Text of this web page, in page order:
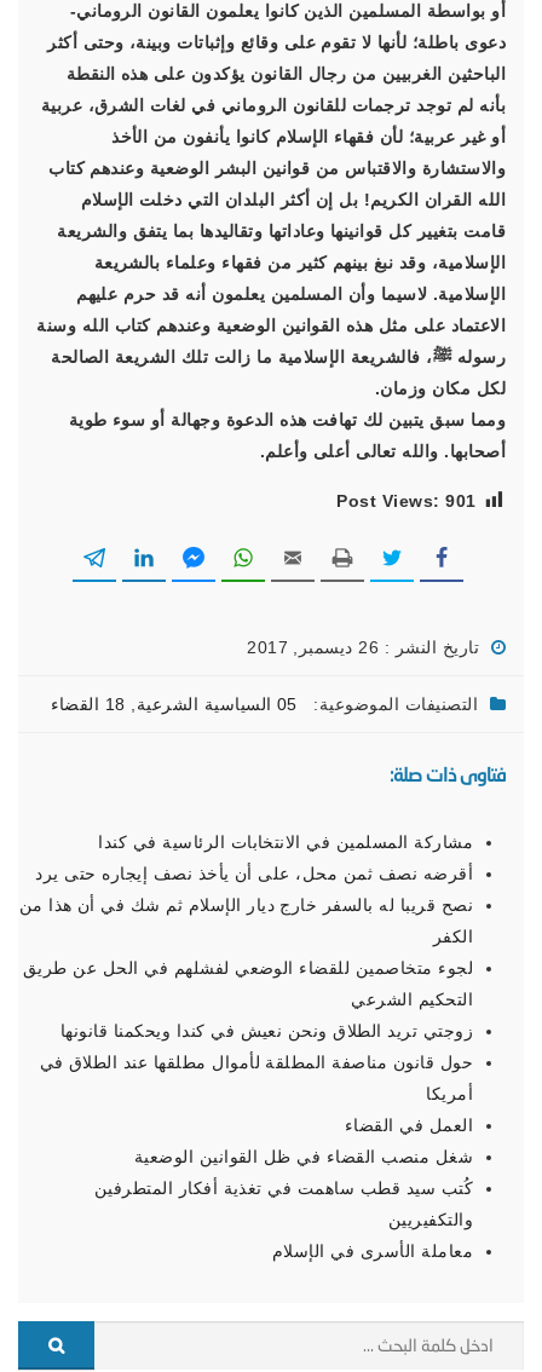
أو بواسطة المسلمين الذين كانوا يعلمون القانون الروماني-
دعوى باطلة؛ لأنها لا تقوم على وقائع وإثباتات وبينة، وحتى أكثر
الباحثين الغربيين من رجال القانون يؤكدون على هذه النقطة
بأنه لم توجد ترجمات للقانون الروماني في لغات الشرق، عربية
أو غير عربية؛ لأن فقهاء الإسلام كانوا يأنفون من الأخذ
والاستشارة والاقتباس من قوانين البشر الوضعية وعندهم كتاب
الله القران الكريم! بل إن أكثر البلدان التي دخلت الإسلام
قامت بتغيير كل قوانينها وعاداتها وتقاليدها بما يتفق والشريعة
الإسلامية، وقد نبغ بينهم كثير من فقهاء وعلماء بالشريعة
الإسلامية. لاسيما وأن المسلمين يعلمون أنه قد حرم عليهم
الاعتماد على مثل هذه القوانين الوضعية وعندهم كتاب الله وسنة
رسوله ﷺ، فالشريعة الإسلامية ما زالت تلك الشريعة الصالحة
لكل مكان وزمان.
ومما سبق يتبين لك تهافت هذه الدعوة وجهالة أو سوء طوية
أصحابها. والله تعالى أعلى وأعلم.
Post Views: 901
تاريخ النشر : 26 ديسمبر, 2017
التصنيفات الموضوعية: 05 السياسية الشرعية 18 القضاء
فتاوى ذات صلة:
مشاركة المسلمين في الانتخابات الرئاسية في كندا
أقرضه نصف ثمن محل، على أن يأخذ نصف إيجاره حتى يرد
نصح قريبا له بالسفر خارج ديار الإسلام ثم شك في أن هذا من
الكفر
لجوء متخاصمين للقضاء الوضعي لفشلهم في الحل عن طريق
التحكيم الشرعي
زوجتي تريد الطلاق ونحن نعيش في كندا ويحكمنا قانونها
حول قانون مناصفة المطلقة لأموال مطلقها عند الطلاق في
أمريكا
العمل في القضاء
شغل منصب القضاء في ظل القوانين الوضعية
كُتب سيد قطب ساهمت في تغذية أفكار المتطرفين
والتكفيريين
معاملة الأسرى في الإسلام